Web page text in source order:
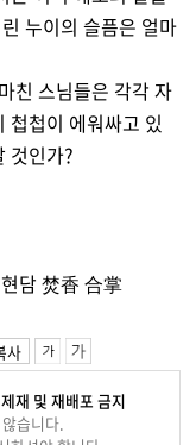
누이의 슬픔은 얼마
친 스님들은 각각 자
첩첩이 에워싸고 있
것인가?
담 焚香 合掌
사
재 및 재배포 금지
습니다.